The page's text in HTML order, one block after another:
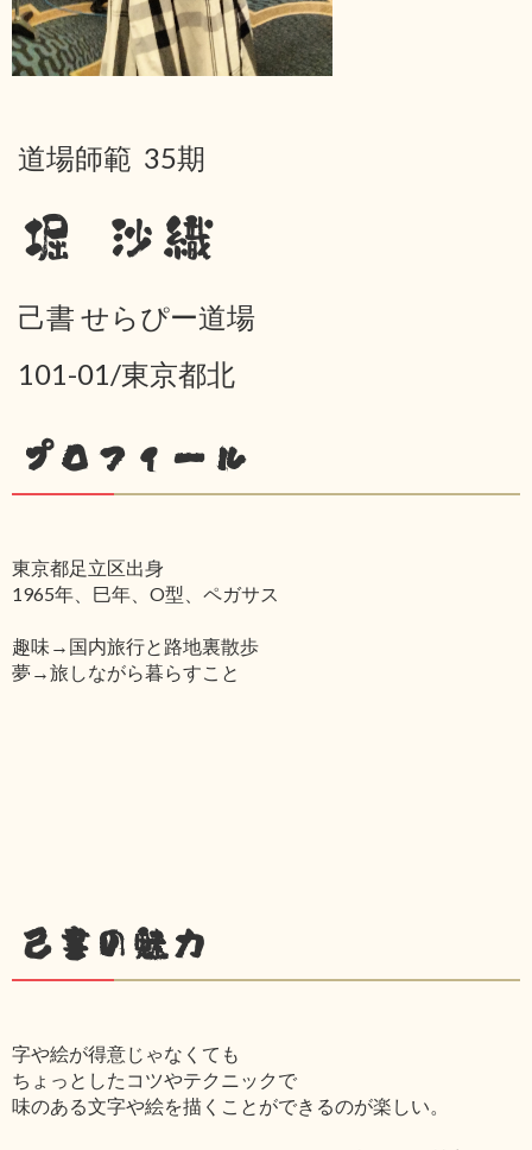
道場師範 35期
堀 沙織
己書 せらぴー道場
101-01/東京都北
プロフィール
東京都足立区出身
1965年、巳年、O型、ペガサス
趣味→国内旅行と路地裏散歩
夢→旅しながら暮らすこと
己書の魅力
字や絵が得意じゃなくても
ちょっとしたコツやテクニックで
味のある文字や絵を描くことができるのが楽しい。